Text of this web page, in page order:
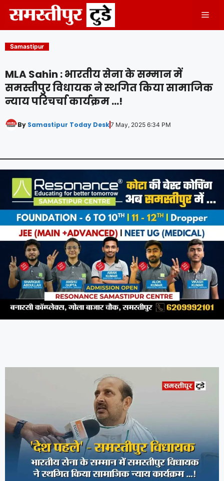
content
Samastipur
MLA Sahin : भारतीय सेना के सम्मान में
समस्तीपुर विधायक ने स्थगित किया सामाजिक
न्याय परिचर्चा कार्यक्रम …!
By Samastipur Today Desk7 May, 2025 6:34 PM